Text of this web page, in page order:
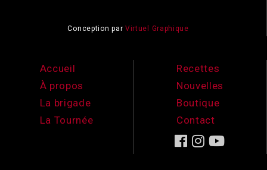
Conception par Virtuel Graphique
Accueil
À propos
La brigade
La Tournée
Recettes
Nouvelles
Boutique
Contact